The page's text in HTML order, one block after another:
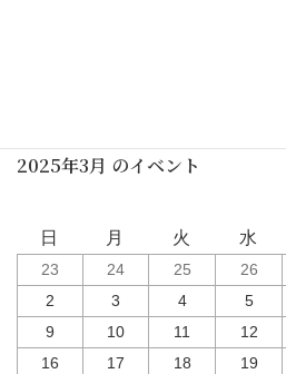
2025年3月 のイベント
日 月 火 水
23 24 25 26
2
3 4 5
9
10 11 12
16
17 18 19